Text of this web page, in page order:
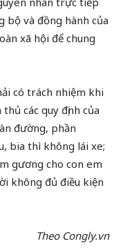
bộ và đồng hành của
xã hội để chung
có trách nhiệm khi
các quy định của
đường, phần
bia thì không lái xe;
gương cho con em
không đủ điều kiện
Theo Congly.vn